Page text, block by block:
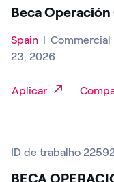
Beca
Spain Commercial
23, 2026
Aplicar
ID de trabalho
BECA